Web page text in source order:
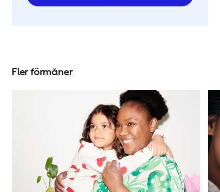
Fler förmåner